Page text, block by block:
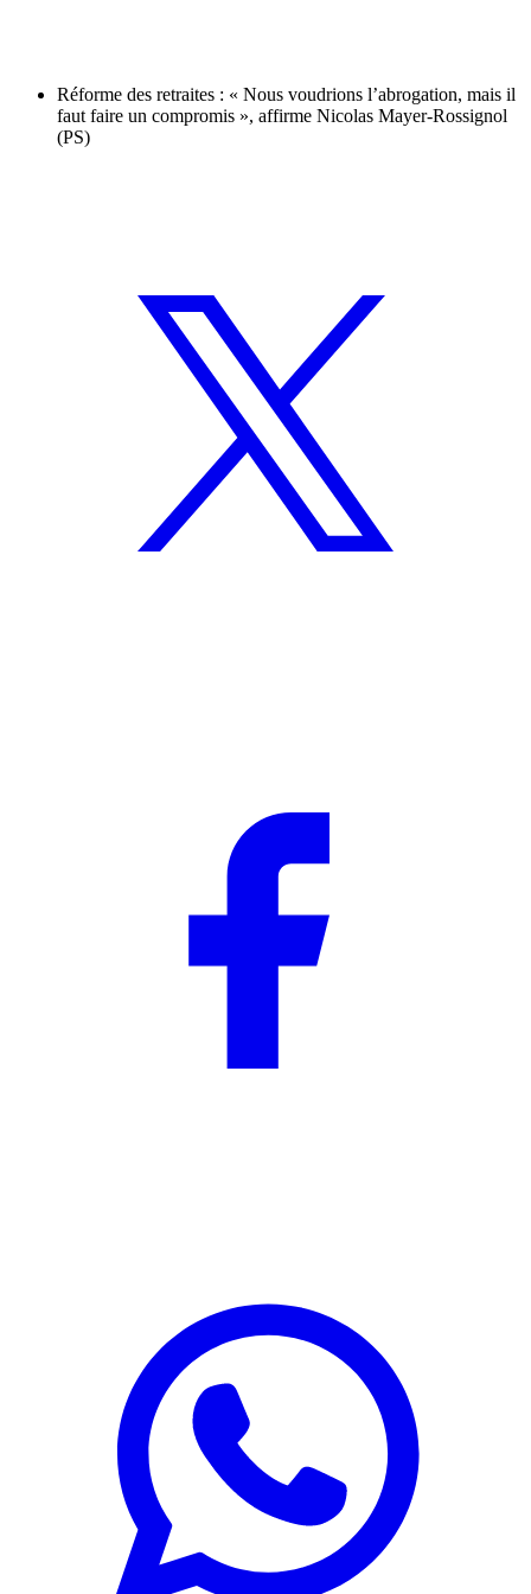
Réforme des retraites : « Nous voudrions l’abrogation, mais il
faut faire un compromis », affirme Nicolas Mayer-Rossignol
(PS)